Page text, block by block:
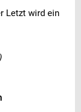
Letzt wird ein